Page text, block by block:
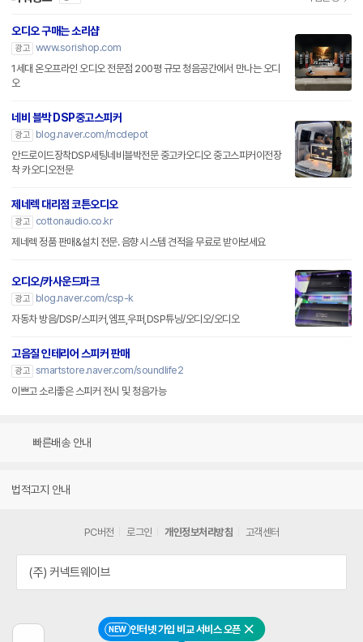
NEW 인터넷 가입 비교 서비스 오픈 닫기
오디오 구매는 소리샵
광고 www.sorishop.com
1세대 온오프라인 오디오 전문점 200평 규모 청음공간에서 만나는 오디
오
네비 블박 DSP중고스피커
광고
blog.naver.com/mcdepot
안드로이드장착DSP세팅네비블박전문 중고카오디오 중고스피커이전장
착 카오디오전문
제네렉 대리점 코튼오디오
광고
cottonaudio.co.kr
제네렉 정품 판매&설치 전문. 음향 시스템 견적을 무료로 받아보세요
오디오/카사운드파크
광고
blog.naver.com/csp-k
자동차 방음/DSP/스피커,엠프,우퍼,DSP튜닝/오디오/오디오
고음질 인테리어 스피커 판매
광고 smartstore.naver.com/soundlife2
이쁘고 소리좋은 스피커 전시 및 청음가능
빠른배송 안내
법적고지 안내
PC버전 로그인 개인정보처리방침 고객센터
(주) 커넥트웨이브